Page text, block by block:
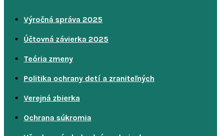
Výročná správa 2025
Účtovná závierka 2025
Teória zmeny
Politika ochrany detí a zraniteľných
Verejná zbierka
Ochrana súkromia